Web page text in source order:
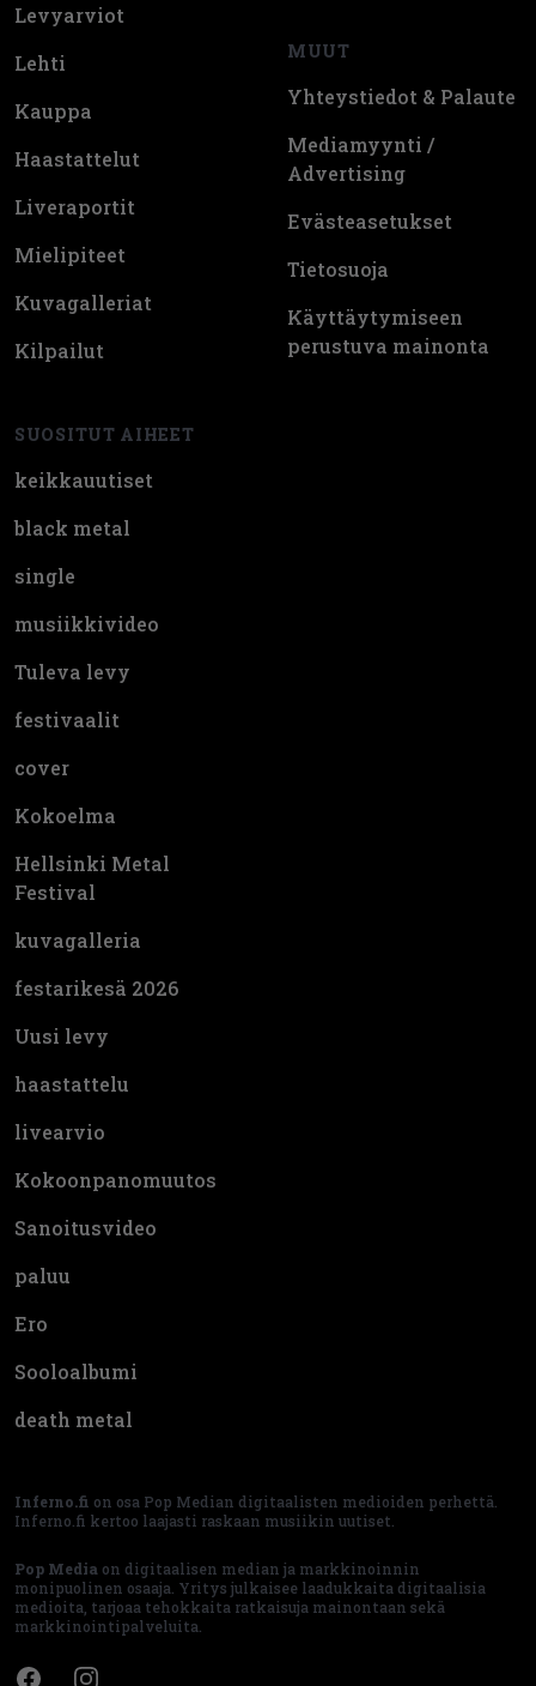
Levyarviot
Lehti
Kauppa
Haastattelut
Liveraportit
Mielipiteet
Kuvagalleriat
Kilpailut
SUOSITUT AIHEET
keikkauutiset
black metal
single
musiikkivideo
Tuleva levy
festivaalit
cover
Kokoelma
Hellsinki Metal
Festival
kuvagalleria
festarikesä 2026
Uusi levy
haastattelu
livearvio
Kokoonpanomuutos
Sanoitusvideo
paluu
Ero
Sooloalbumi
death metal
MUUT
Yhteystiedot & Palaute
Mediamyynti /
Advertising
Evästeasetukset
Tietosuoja
Käyttäytymiseen
perustuva mainonta
Inferno.fi on osa Pop Median digitaalisten medioiden perhettä.
Inferno.fi kertoo laajasti raskaan musiikin uutiset.
Pop Media on digitaalisen median ja markkinoinnin
monipuolinen osaaja. Yritys julkaisee laadukkaita digitaalisia
medioita, tarjoaa tehokkaita ratkaisuja mainontaan sekä
markkinointipalveluita.
FacebookInstagram